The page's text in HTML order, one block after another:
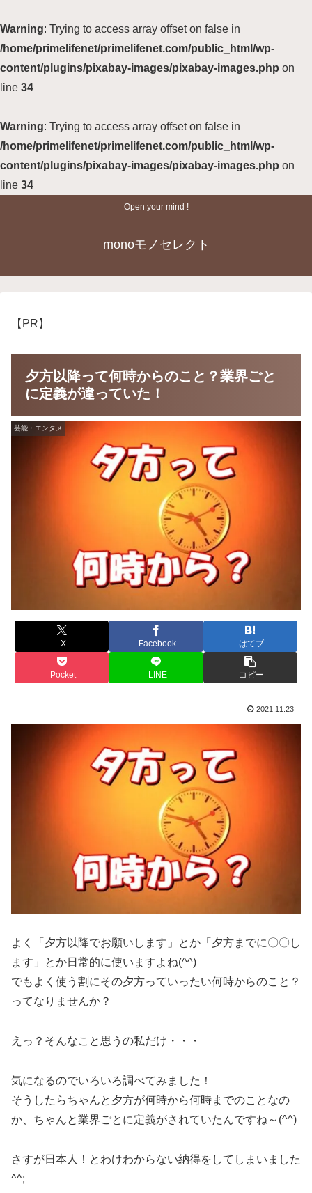
Warning: Trying to access array offset on false in
/home/primelifenet/primelifenet.com/public_html/wp-
content/plugins/pixabay-images/pixabay-images.php on
line 34
Warning: Trying to access array offset on false in
/home/primelifenet/primelifenet.com/public_html/wp-
content/plugins/pixabay-images/pixabay-images.php on
line 34
Open your mind !
monoモノセレクト
【PR】
夕方以降って何時からのこと？業界ごと
に定義が違っていた！
芸能・エンタメ
X Facebook はてブ
Pocket LINE コピー
2021.11.23
よく「夕方以降でお願いします」とか「夕方までに〇〇し
ます」とか日常的に使いますよね(^^)
でもよく使う割にその夕方っていったい何時からのこと？
ってなりませんか？
えっ？そんなこと思うの私だけ・・・
気になるのでいろいろ調べてみました！
そうしたらちゃんと夕方が何時から何時までのことなの
か、ちゃんと業界ごとに定義がされていたんですね～(^^)
さすが日本人！とわけわからない納得をしてしまいました
^^;